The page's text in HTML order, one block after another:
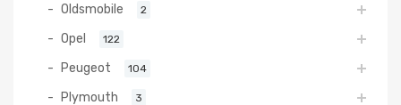
Oldsmobile 2
Opel 122
Peugeot 104
Plymouth 3